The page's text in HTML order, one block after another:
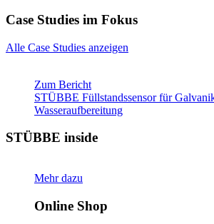
Case Studies im Fokus
Alle Case Studies anzeigen
Zum Bericht
STÜBBE Füllstandssensor für
Wasseraufbereitung
STÜBBE inside
Mehr dazu
Online Shop